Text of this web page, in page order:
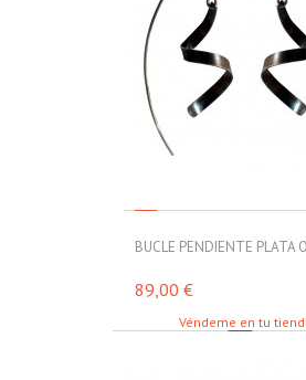
BUCLE PENDIENTE PLATA
89,00 €
Véndeme en tu